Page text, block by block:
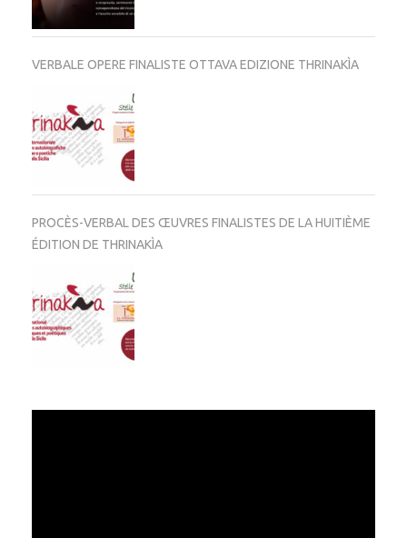
VERBALE OPERE FINALISTE OTTAVA EDIZIONE THRINAKÌA
PROCÈS-VERBAL DES ŒUVRES FINALISTES DE LA HUITIÈME
ÉDITION DE THRINAKÌA